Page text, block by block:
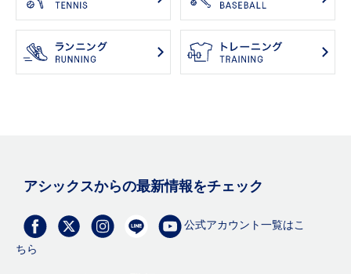
アシックスからの最新情報をチェック
公式アカウント一覧はこ
ちら